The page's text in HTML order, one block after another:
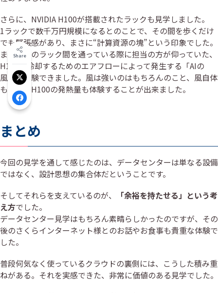
さらに、NVIDIA H100が搭載されたラックも見学しました。
1ラックで数千万円規模になるとのことで、その間を歩くだけ
でも緊張感があり、まさに“計算資源の塊”という印象でした。
また、そのラック間を通っている際に担当の方が仰っていた、
H100を冷却するためのエアフローによって発生する「AIの
風」を体験できました。風は強いのはもちろんのこと、風自体
も温かくH100の発熱量も体験することが出来ました。
まとめ
今回の見学を通して感じたのは、データセンターは単なる設備
ではなく、設計思想の集合体だということです。
そしてそれらを支えているのが、
「余裕を持たせる」という考
え方でした。
データセンター見学はもちろん素晴らしかったのですが、その
後のさくらインターネット様とのお話やお食事も貴重な体験で
した。
普段何気なく使っているクラウドの裏側には、こうした積み重
ねがある。それを実感できた、非常に価値のある見学でした。
Share
Xでシェア
Facebookでシェア